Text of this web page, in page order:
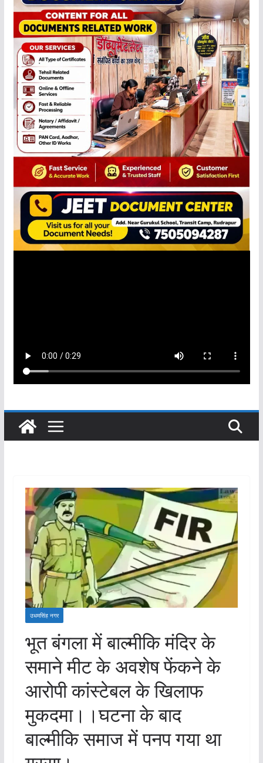
उधमसिंह नगर
भूत बंगला में बाल्मीकि मंदिर के
समाने मीट के अवशेष फेंकने के
आरोपी कांस्टेबल के खिलाफ
मुकदमा।।घटना के बाद
बाल्मीकि समाज में पनप गया था